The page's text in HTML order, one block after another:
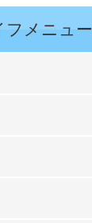
フメニュー